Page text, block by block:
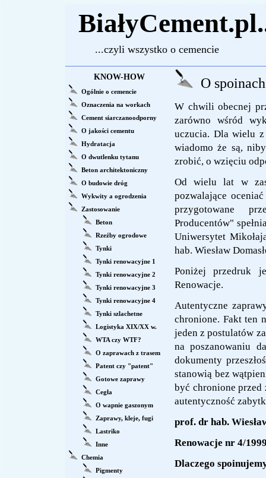
...czyli wszystko o cemencie
KNOW-HOW
Ogólnie o cemencie
Oznaczenia na workach
Cement siarczanoodporny
O jakości cementu
Hydratacja
O dwutlenku tytanu
Beton architektoniczny
O budowie dróg
Wykwity a ogrodzenia
Zastosowanie
Beton
Rzeźby ogrodowe
Tynki
Tynki renowacyjne 1
Tynki renowacyjne 2
Tynki renowacyjne 3
Tynki renowacyjne 4
Tynki szlachetne
Logistyka XIX/XX w.
WTA czy WTF?
O zaprawach z trasem
Patent czy "patent"
Gotowe zaprawy
Cegła
O wapnie gaszonym
Zaprawy, kleje, fugi
Lastriko
Inne
Chemia
Pigmenty
O
W chwili obecnej
zarówno wśród
uczucia. Dla wielu
wiadomo że są,
zrobić, o wzięciu
Od wielu lat w
pozwalające
przygotowane
Producentów"
Uniwersytet
hab. Wiesław
Poniżej przedruk
Renowacje.
Autentyczne
chronione. Fakt ten
jeden z postulatów
na poszanowaniu
dokumenty
stanowią bez
być chronione przed
autentyczność
prof. dr hab.
Renowacje nr 4/
Dlaczego